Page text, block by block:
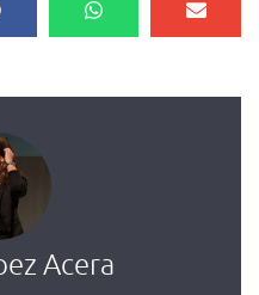
Acera